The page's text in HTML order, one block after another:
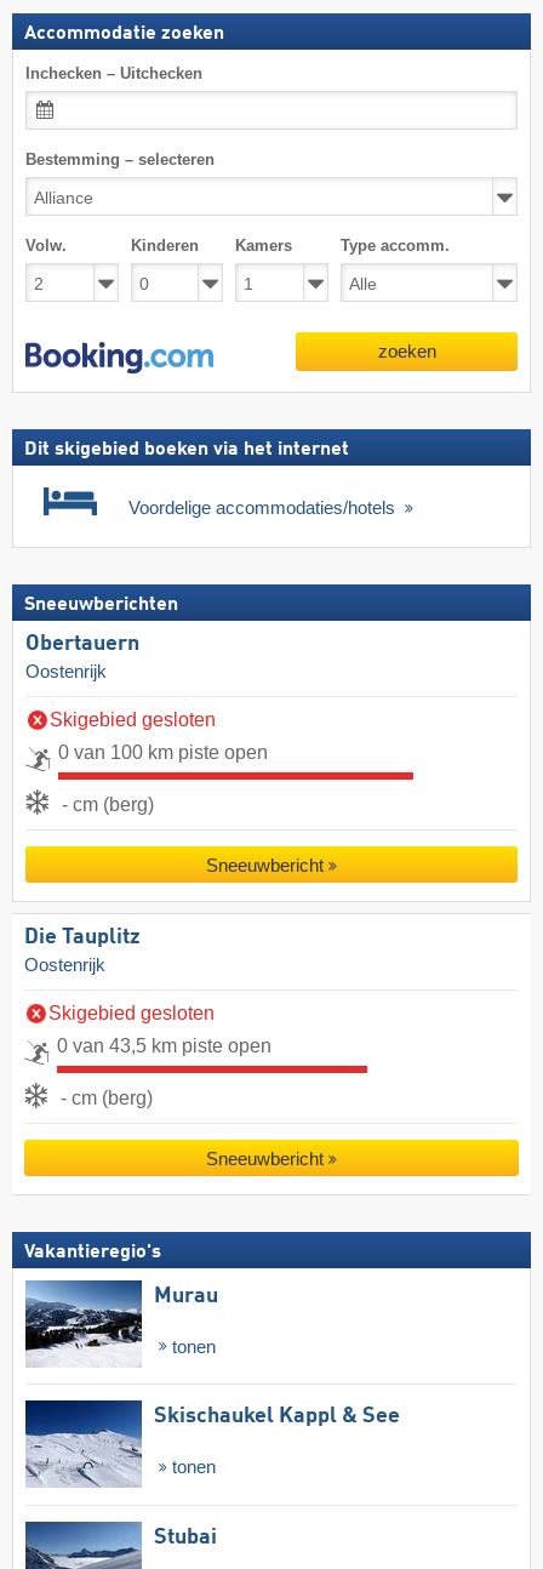
Accommodatie zoeken
Inchecken – Uitchecken
Bestemming – selecteren
Volw. Kinderen Kamers Type accomm.
zoeken
Dit skigebied boeken via het internet
Voordelige accommodaties/hotels
Sneeuwberichten
Obertauern
Oostenrijk
Skigebied gesloten
0 van 100 km piste open
- cm (berg)
Sneeuwbericht
Die Tauplitz
Oostenrijk
Skigebied gesloten
0 van 43,5 km piste open
- cm (berg)
Sneeuwbericht
Vakantieregio's
Murau
tonen
Skischaukel Kappl & See
tonen
Stubai